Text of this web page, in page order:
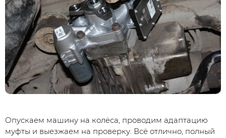
Опускаем машину на колёса, проводим адаптацию
муфты и выезжаем на проверку. Всё отлично, полный